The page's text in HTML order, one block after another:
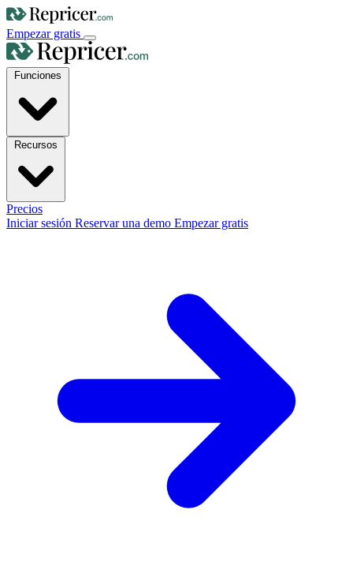
Empezar gratis
Precios
Iniciar sesión Reservar una demo Empezar gratis